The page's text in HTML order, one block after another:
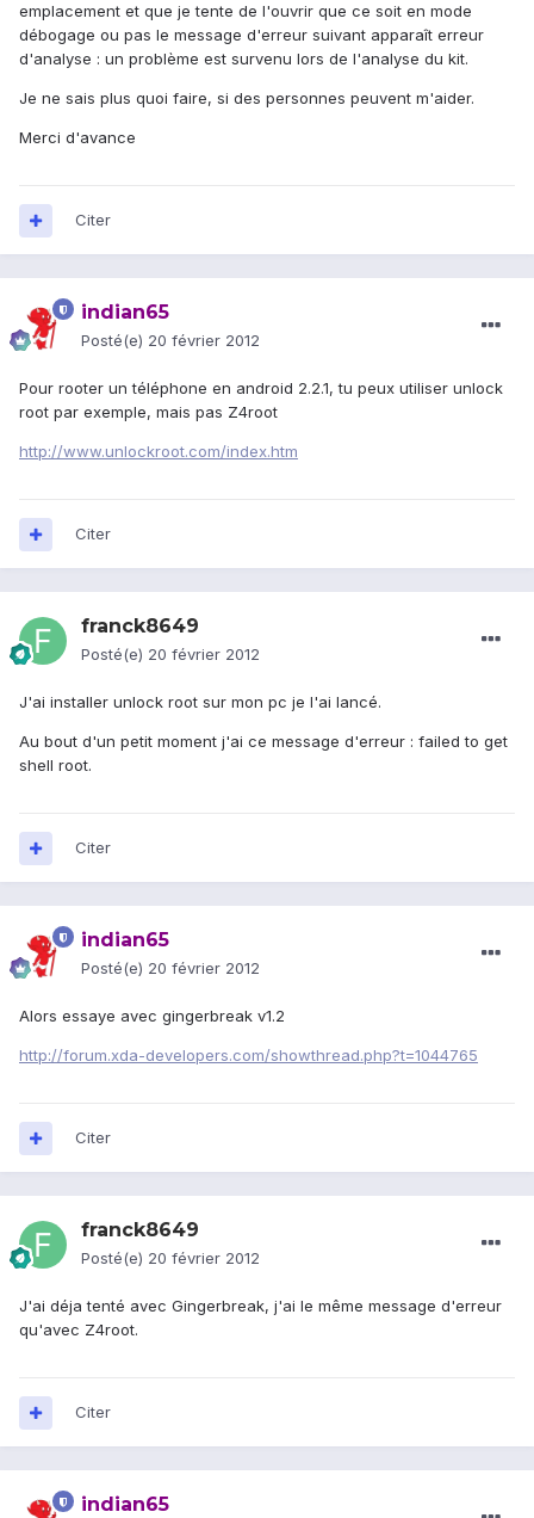
emplacement et que je tente de l'ouvrir que ce soit en mode
débogage ou pas le message d'erreur suivant apparaît erreur
d'analyse : un problème est survenu lors de l'analyse du kit.
Je ne sais plus quoi faire, si des personnes peuvent m'aider.
Merci d'avance
Citer
indian65
Posté(e) 20 février 2012
Pour rooter un téléphone en android 2.2.1, tu peux utiliser unlock
root par exemple, mais pas Z4root
http://www.unlockroot.com/index.htm
Citer
franck8649
Posté(e) 20 février 2012
J'ai installer unlock root sur mon pc je l'ai lancé.
Au bout d'un petit moment j'ai ce message d'erreur : failed to get
shell root.
Citer
indian65
Posté(e) 20 février 2012
Alors essaye avec gingerbreak v1.2
http://forum.xda-developers.com/showthread.php?t=1044765
Citer
franck8649
Posté(e) 20 février 2012
J'ai déja tenté avec Gingerbreak, j'ai le même message d'erreur
qu'avec Z4root.
Citer
indian65